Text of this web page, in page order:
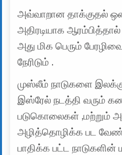
அவ்வாறான தாக்குதல்
அதிரடியாக ஆரம்பித்தால்
அது மிக பெரும்
நேரிடும் .
முஸ்லீம் நாடுகளை
இஸ்ரேல் நடத்தி வரும்
படுகொலைகள் ,மற்றும்
அழித்தொழிக்க பட
பாதிக்க பட்ட